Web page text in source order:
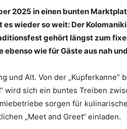
2025 in einen bunten
wieder so weit: Der
gehört längst zum
wie für Gäste aus nah
und Alt. Von der „Kupferkanne“
wird sich ein buntes Treiben
sorgen für
„Meet and Greet“ einladen.